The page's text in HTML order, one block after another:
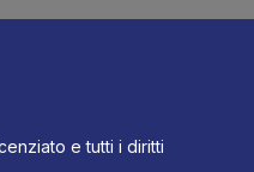
e tutti i diritti